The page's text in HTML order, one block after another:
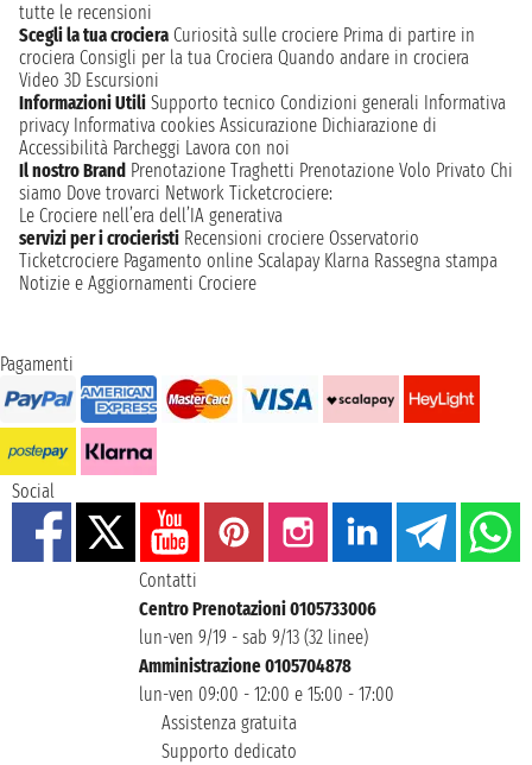
tutte le recensioni
Scegli la tua crociera Curiosità sulle crociere Prima di partire in
crociera Consigli per la tua Crociera Quando andare in crociera
Video 3D Escursioni
Informazioni Utili Supporto tecnico Condizioni generali Informativa
privacy Informativa cookies Assicurazione Dichiarazione di
Accessibilità Parcheggi Lavora con noi
Il nostro Brand Prenotazione Traghetti Prenotazione Volo Privato Chi
siamo Dove trovarci Network Ticketcrociere:
Le Crociere nell’era dell’IA generativa
servizi per i crocieristi Recensioni crociere Osservatorio
Ticketcrociere Pagamento online Scalapay Klarna Rassegna stampa
Notizie e Aggiornamenti Crociere
Pagamenti
Social
Contatti
Centro Prenotazioni 0105733006
lun-ven 9/19 - sab 9/13 (32 linee)
Amministrazione 0105704878
lun-ven 09:00 - 12:00 e 15:00 - 17:00
Assistenza gratuita
Supporto dedicato